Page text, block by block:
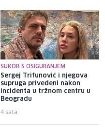
SUKOB S OSIGURANJEM
Sergej Trifunović i njegova
supruga privedeni nakon
incidenta u tržnom centru u
Beogradu
4 sata